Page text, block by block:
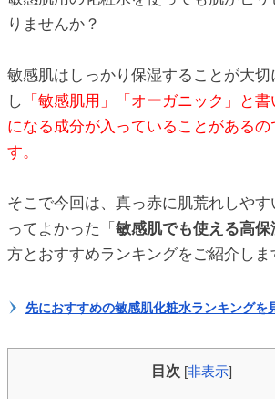
りませんか？
敏感肌はしっかり保湿することが大
し
「敏感肌用」「オーガニック」と
になる成分が入っていることがある
す。
そこで今回は、真っ赤に肌荒れしや
ってよかった「 敏感肌でも使える高保
方とおすすめランキングをご紹介しま
先におすすめの敏感肌化粧水ランキングを
目次 [非表示]
antiaging/wp-
antiaging/wp-